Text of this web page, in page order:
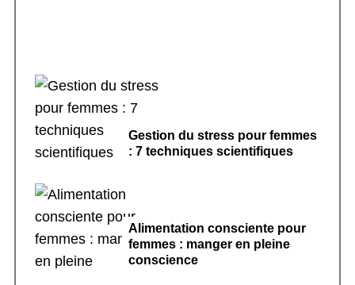
Gestion du stress pour femmes
: 7 techniques scientifiques
Alimentation consciente pour
femmes : manger en pleine
conscience